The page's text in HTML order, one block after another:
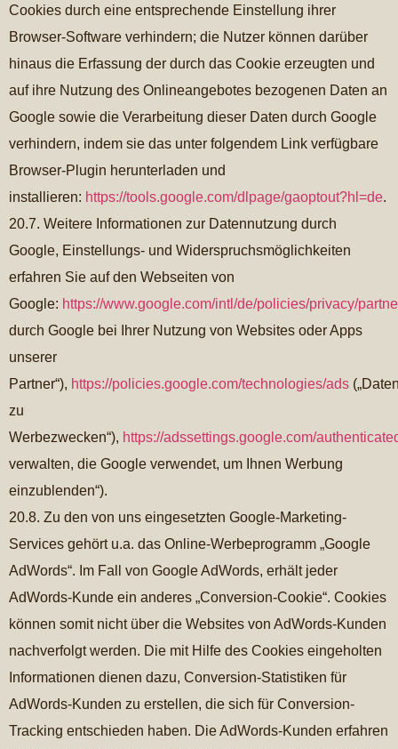
Cookies durch eine entsprechende Einstellung ihrer
Browser-Software verhindern; die Nutzer können darüber
hinaus die Erfassung der durch das Cookie erzeugten und
auf ihre Nutzung des Onlineangebotes bezogenen Daten an
Google sowie die Verarbeitung dieser Daten durch Google
verhindern, indem sie das unter folgendem Link verfügbare
Browser-Plugin herunterladen und
installieren: https://tools.google.com/dlpage/gaoptout?hl=de.
20.7. Weitere Informationen zur Datennutzung durch
Google, Einstellungs- und Widerspruchsmöglichkeiten
erfahren Sie auf den Webseiten von
Google: https://www.google.com/intl/de/policies/privacy/
durch Google bei Ihrer Nutzung von Websites oder Apps
unserer
Partner“), https://policies.google.com/technologies/ads
zu
Werbezwecken“), https://adssettings.google.com/
verwalten, die Google verwendet, um Ihnen Werbung
einzublenden“).
20.8. Zu den von uns eingesetzten Google-Marketing-
Services gehört u.a. das Online-Werbeprogramm „Google
AdWords“. Im Fall von Google AdWords, erhält jeder
AdWords-Kunde ein anderes „Conversion-Cookie“. Cookies
können somit nicht über die Websites von AdWords-Kunden
nachverfolgt werden. Die mit Hilfe des Cookies eingeholten
Informationen dienen dazu, Conversion-Statistiken für
AdWords-Kunden zu erstellen, die sich für Conversion-
Tracking entschieden haben. Die AdWords-Kunden erfahren